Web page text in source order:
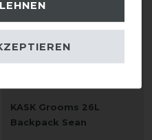
KASK Grooms 26L
Backpack Sean